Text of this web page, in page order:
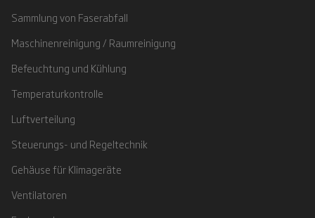
Sammlung von Faserabfall
Maschinenreinigung / Raumreinigung
Befeuchtung und Kühlung
Temperaturkontrolle
Luftverteilung
Steuerungs- und Regeltechnik
Gehäuse für Klimageräte
Ventilatoren